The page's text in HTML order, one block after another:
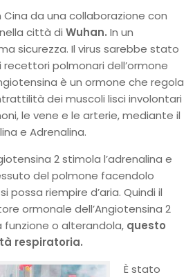
da una collaborazione con
città di Wuhan. In un
sicurezza. Il virus sarebbe stato
recettori polmonari dell’ormone
è un ormone che regola
dei muscoli lisci involontari
le vene e le arterie, mediante il
e Adrenalina.
2 stimola l’adrenalina e
del polmone facendolo
possa riempire d’aria. Quindi il
ormonale dell’Angiotensina 2
o alterandola, questo
respiratoria.
È stato